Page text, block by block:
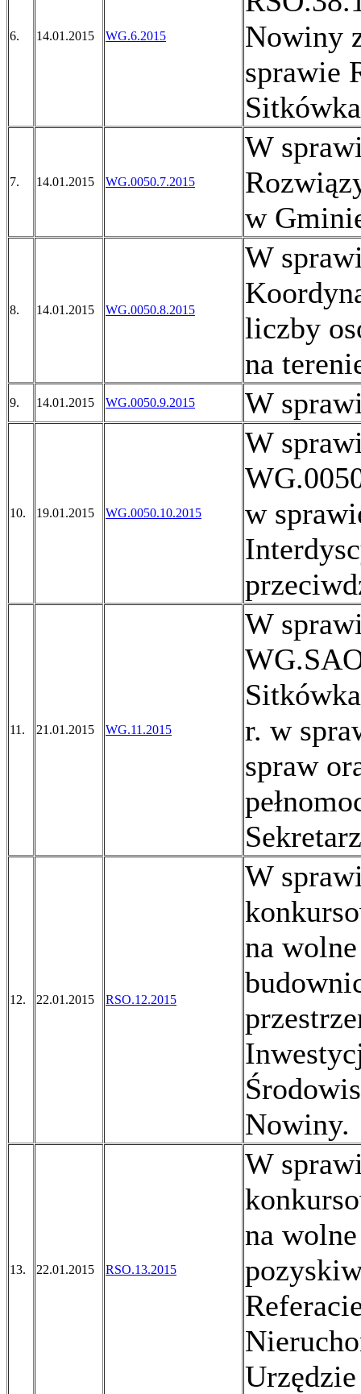
6. 14.01.2015 WG.6.2015
Nowiny
sprawie
7. 14.01.2015 WG.0050.7.2015
W
w
8. 14.01.2015 WG.0050.8.2015
W
liczby
na
9. 14.01.2015 WG.0050.9.2015 W
10. 19.01.2015 WG.0050.10.2015
W
w
11. 21.01.2015 WG.11.2015
W
r. w
spraw
12. 22.01.2015 RSO.12.2015
W
na
Nowiny.
13. 22.01.2015 RSO.13.2015
W
na